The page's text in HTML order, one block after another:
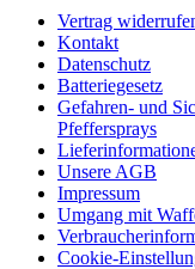
Vertrag
Kontakt
Datenschutz
Batteriegesetz
Gefahren- und
Pfeffersprays
Unsere AGB
Impressum
Umgang mit
Cookie-